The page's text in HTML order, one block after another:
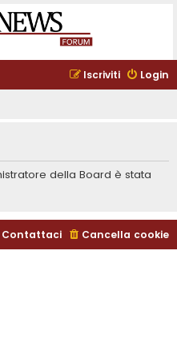
Login
Iscriviti
della Board è stata
Cancella cookie
Contattaci